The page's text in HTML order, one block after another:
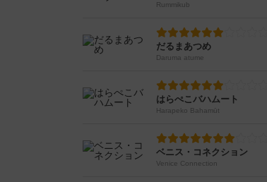
Rummikub
だるまあつめ
Daruma atume
はらぺこバハムート
Harapeko Bahamūt
ベニス・コネクション
Venice Connection